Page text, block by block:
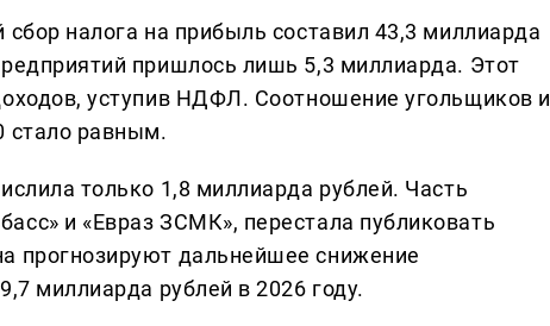
налога на прибыль составил 43,3 миллиарда
пришлось лишь 5,3 миллиарда. Этот
уступив НДФЛ. Соотношение угольщиков и
стало равным.
только 1,8 миллиарда рублей. Часть
и «Евраз ЗСМК», перестала публиковать
прогнозируют дальнейшее снижение
миллиарда рублей в 2026 году.